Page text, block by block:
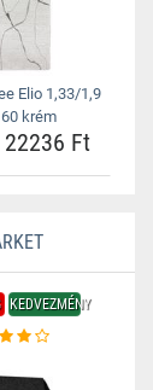
Elio 1,33/1,9
krém
Ft
KEDVEZMÉNY